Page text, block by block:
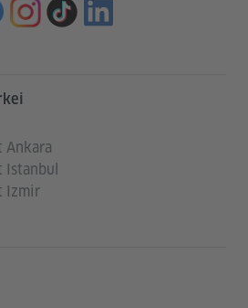
Ankara
Izmir